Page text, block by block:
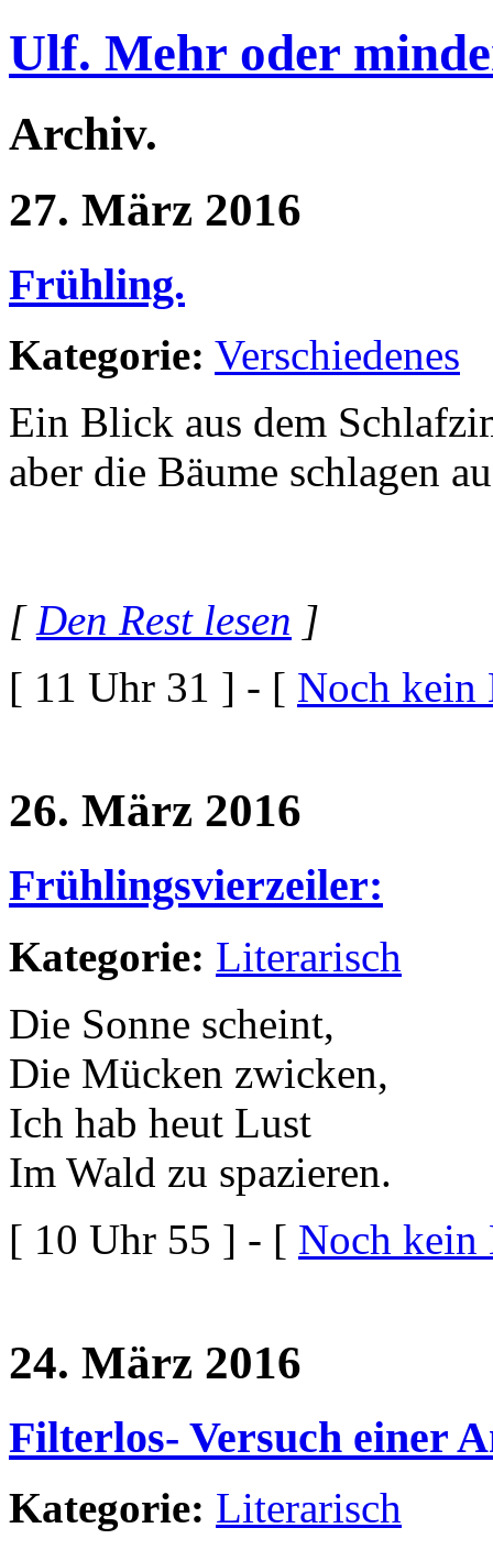
Ulf. Mehr oder
Archiv.
27. März 2016
Frühling.
Kategorie: Verschiedenes
Ein Blick aus dem
aber die Bäume schlagen
[Den Rest lesen ]
[ 11 Uhr 31 ] - [ Noch kein
26. März 2016
Frühlingsvierzeiler:
Kategorie: Literarisch
Die Sonne scheint,
Die Mücken zwicken,
Ich hab heut Lust
Im Wald zu spazieren.
[ 10 Uhr 55 ] - [ Noch kein
24. März 2016
Filterlos- Versuch einer
Kategorie: Literarisch